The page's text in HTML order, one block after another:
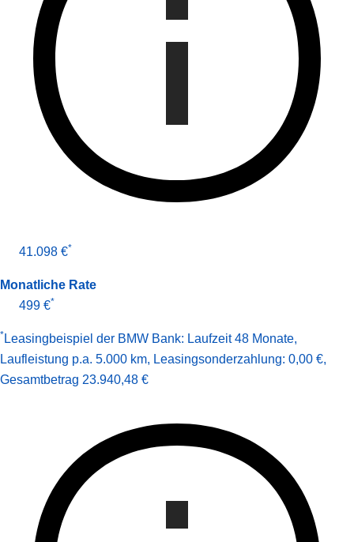
41.098 €*
Monatliche Rate
499 €*
* Leasingbeispiel der BMW Bank: Laufzeit 48 Monate,
Laufleistung p.a. 5.000 km, Leasingsonderzahlung: 0,00 €,
Gesamt­betrag 23.940,48 €